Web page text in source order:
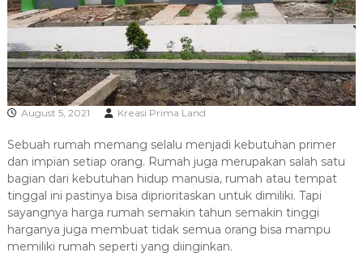
R
August 5, 2021 Kreasi Prima Land
Sebuah rumah memang selalu menjadi kebutuhan primer
dan impian setiap orang. Rumah juga merupakan salah satu
bagian dari kebutuhan hidup manusia, rumah atau tempat
tinggal ini pastinya bisa diprioritaskan untuk dimiliki. Tapi
sayangnya harga rumah semakin tahun semakin tinggi
harganya juga membuat tidak semua orang bisa mampu
memiliki rumah seperti yang diinginkan.